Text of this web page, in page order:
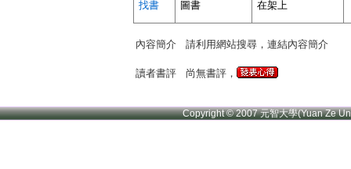
找書 圖書 在架上
內容簡介 請利用網站搜尋，連結內容簡介
讀者書評 尚無書評，
Copyright © 2007 元智大學(Yuan Ze